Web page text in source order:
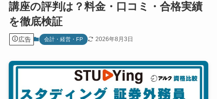
講座の評判は？料金・口コミ・合格実績
を徹底検証
広告 会計・経営・FP 2026年8月3日